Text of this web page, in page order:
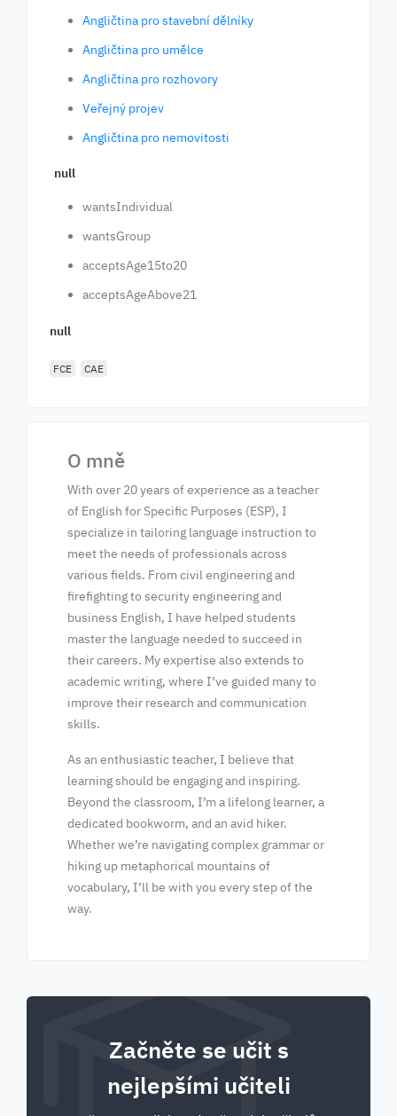
Angličtina pro stavební dělníky
Angličtina pro umělce
Angličtina pro rozhovory
Veřejný projev
Angličtina pro nemovitosti
null
wantsIndividual
wantsGroup
acceptsAge15to20
acceptsAgeAbove21
null
FCE CAE
O mně
With over 20 years of experience as a teacher
of English for Specific Purposes (ESP), I
specialize in tailoring language instruction to
meet the needs of professionals across
various fields. From civil engineering and
firefighting to security engineering and
business English, I have helped students
master the language needed to succeed in
their careers. My expertise also extends to
academic writing, where I’ve guided many to
improve their research and communication
skills.
As an enthusiastic teacher, I believe that
learning should be engaging and inspiring.
Beyond the classroom, I’m a lifelong learner, a
dedicated bookworm, and an avid hiker.
Whether we’re navigating complex grammar or
hiking up metaphorical mountains of
vocabulary, I’ll be with you every step of the
way.
Začněte se učit s
nejlepšími učiteli